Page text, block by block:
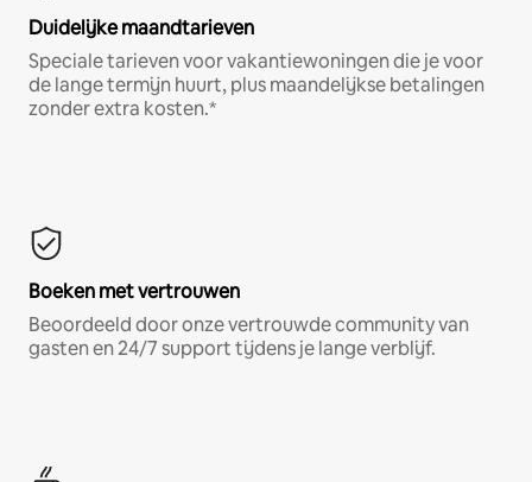
Duidelijke maandtarieven
Speciale tarieven voor vakantiewoningen die je voor
de lange termijn huurt, plus maandelijkse betalingen
zonder extra kosten.*
Boeken met vertrouwen
Beoordeeld door onze vertrouwde community van
gasten en 24/7 support tijdens je lange verblijf.